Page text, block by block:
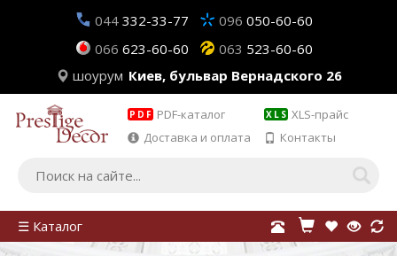
044 332-33-77 096 050-60-60
066 623-60-60 063 523-60-60
шоурум Киев, бульвар Вернадского 26
PDF PDF-каталог XLS XLS-прайс
Доставка и оплата
Контакты
☰ Каталог